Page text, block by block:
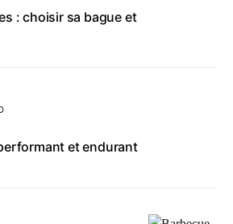
: choisir sa bague et
et endurant